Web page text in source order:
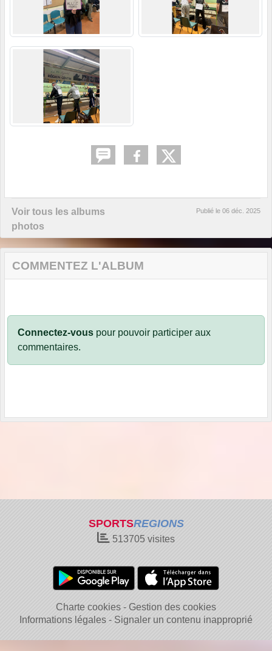
Voir tous les albums
photos
Publié le 06 déc. 2025
COMMENTEZ L'ALBUM
Connectez-vous pour pouvoir participer aux
commentaires.
SPORTSREGIONS
513705 visites
Charte cookies
Gestion des cookies
Informations légales
Signaler un contenu inapproprié